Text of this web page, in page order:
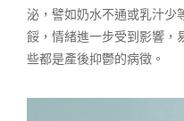
泌，譬如奶水不通或乳汁少
餒，情緒進一步受到影響，
些都是產後抑鬱的病徵。